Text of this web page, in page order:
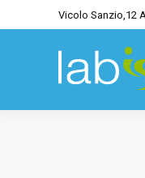
Vicolo Sanzio,12